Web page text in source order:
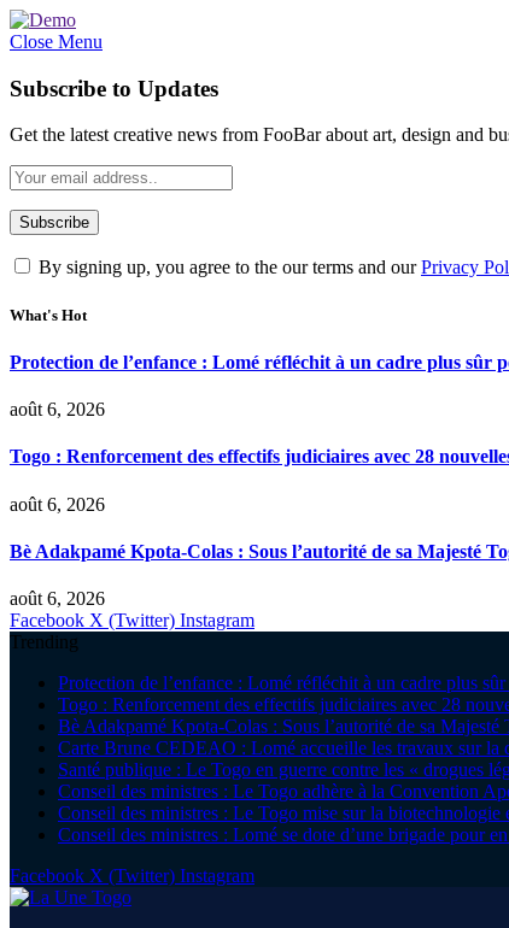
Close Menu
Subscribe to Updates
Get the latest creative news from FooBar about art, design and
By signing up, you agree to the our terms and ourPrivacy
What's Hot
Protection de l’enfance : Lomé réfléchit à un cadre plus sûr
août 6, 2026
Togo : Renforcement des effectifs judiciaires avec 28
août 6, 2026
Bè Adakpamé Kpota-Colas : Sous l’autorité de sa Majesté
août 6, 2026
Facebook X (Twitter) Instagram
Trending
Protection de l’enfance : Lomé réfléchit à un cadre plus
Togo : Renforcement des effectifs judiciaires avec 28
Bè Adakpamé Kpota-Colas : Sous l’autorité de sa
Carte Brune CEDEAO : Lomé accueille les travaux sur la
Santé publique : Le Togo en guerre contre les « drogues
Conseil des ministres : Le Togo adhère à la Convention
Conseil des ministres : Le Togo mise sur la
Conseil des ministres : Lomé se dote d’une brigade pour
Facebook X (Twitter) Instagram